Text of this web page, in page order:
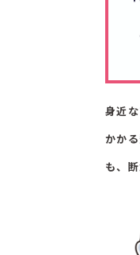
身近
かか
も、